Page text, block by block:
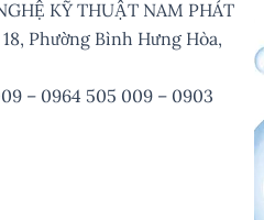
KỸ THUẬT NAM PHÁT
Phường Bình Hưng Hòa,
– 0964 505 009 – 0903